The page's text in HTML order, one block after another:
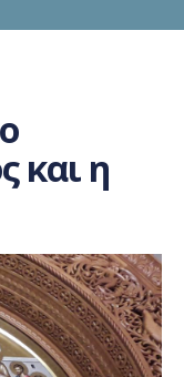
και η